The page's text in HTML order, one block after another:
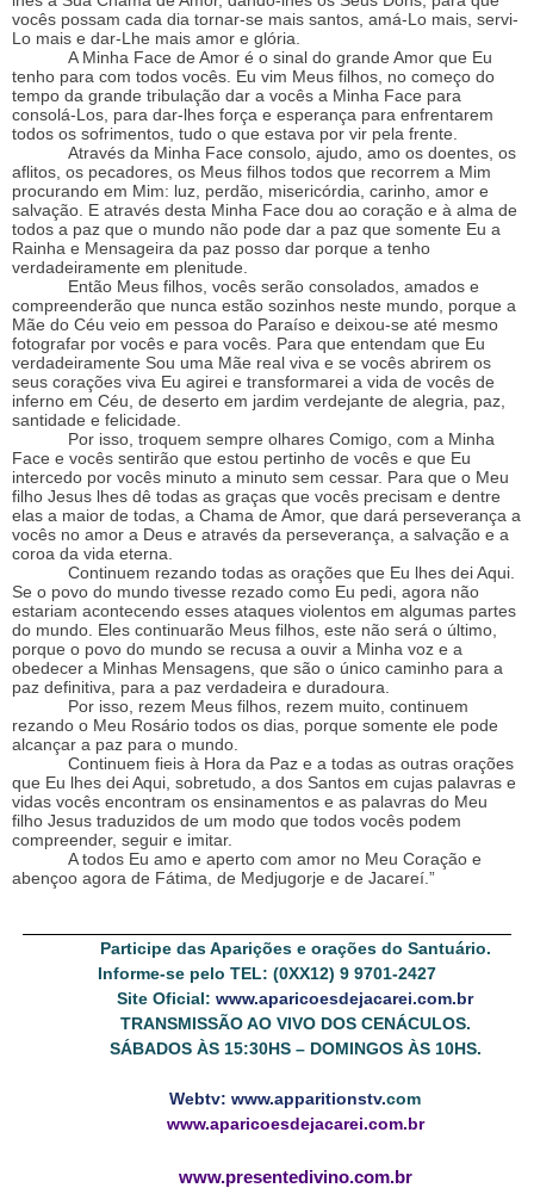
vocês possam cada dia tornar-se mais santos, amá-Lo mais, servi-
Lo mais e dar-Lhe mais amor e glória.
A Minha Face de Amor é o sinal do grande Amor que Eu
tenho para com todos vocês. Eu vim Meus filhos, no começo do
tempo da grande tribulação dar a vocês a Minha Face para
consolá-Los, para dar-lhes força e esperança para enfrentarem
todos os sofrimentos, tudo o que estava por vir pela frente.
Através da Minha Face consolo, ajudo, amo os doentes, os
aflitos, os pecadores, os Meus filhos todos que recorrem a Mim
procurando em Mim: luz, perdão, misericórdia, carinho, amor e
salvação. E através desta Minha Face dou ao coração e à alma de
todos a paz que o mundo não pode dar a paz que somente Eu a
Rainha e Mensageira da paz posso dar porque a tenho
verdadeiramente em plenitude.
Então Meus filhos, vocês serão consolados, amados e
compreenderão que nunca estão sozinhos neste mundo, porque a
Mãe do Céu veio em pessoa do Paraíso e deixou-se até mesmo
fotografar por vocês e para vocês. Para que entendam que Eu
verdadeiramente Sou uma Mãe real viva e se vocês abrirem os
seus corações viva Eu agirei e transformarei a vida de vocês de
inferno em Céu, de deserto em jardim verdejante de alegria, paz,
santidade e felicidade.
Por isso, troquem sempre olhares Comigo, com a Minha
Face e vocês sentirão que estou pertinho de vocês e que Eu
intercedo por vocês minuto a minuto sem cessar. Para que o Meu
filho Jesus lhes dê todas as graças que vocês precisam e dentre
elas a maior de todas, a Chama de Amor, que dará perseverança a
vocês no amor a Deus e através da perseverança, a salvação e a
coroa da vida eterna.
Continuem rezando todas as orações que Eu lhes dei Aqui.
Se o povo do mundo tivesse rezado como Eu pedi, agora não
estariam acontecendo esses ataques violentos em algumas partes
do mundo. Eles continuarão Meus filhos, este não será o último,
porque o povo do mundo se recusa a ouvir a Minha voz e a
obedecer a Minhas Mensagens, que são o único caminho para a
paz definitiva, para a paz verdadeira e duradoura.
Por isso, rezem Meus filhos, rezem muito, continuem
rezando o Meu Rosário todos os dias, porque somente ele pode
alcançar a paz para o mundo.
Continuem fieis à Hora da Paz e a todas as outras orações
que Eu lhes dei Aqui, sobretudo, a dos Santos em cujas palavras e
vidas vocês encontram os ensinamentos e as palavras do Meu
filho Jesus traduzidos de um modo que todos vocês podem
compreender, seguir e imitar.
A todos Eu amo e aperto com amor no Meu Coração e
abençoo agora de Fátima, de Medjugorje e de Jacareí.”
Participe das Aparições e orações do Santuário.
Informe-se pelo TEL: (0XX12) 9 9701-2427
Site Oficial:www.aparicoesdejacarei.com.br
TRANSMISSÃO AO VIVO DOS CENÁCULOS.
SÁBADOS ÀS 15:30HS – DOMINGOS ÀS 10HS.
Webtv: www.apparitionstv.com
www.aparicoesdejacarei.com.br
www.presentedivino.com.br